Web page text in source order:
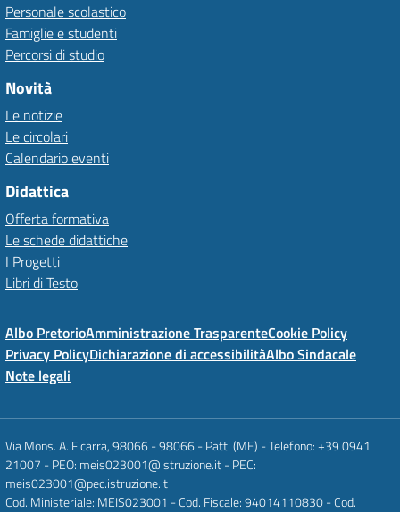
Personale scolastico
Famiglie e studenti
Percorsi di studio
Novità
Le notizie
Le circolari
Calendario eventi
Didattica
Offerta formativa
Le schede didattiche
I Progetti
Libri di Testo
Albo PretorioAmministrazione TrasparenteCookie Policy
Privacy PolicyDichiarazione di accessibilitàAlbo Sindacale
Note legali
Via Mons. A. Ficarra, 98066 - 98066 - Patti (ME) - Telefono: +39 0941
21007 - PEO: meis023001@istruzione.it - PEC:
meis023001@pec.istruzione.it
Cod. Ministeriale: MEIS023001 - Cod. Fiscale: 94014110830 - Cod.